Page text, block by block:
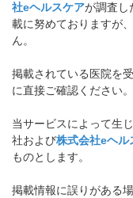
社eヘルスケアが調査し
載に努めておりますが
ん。
掲載されている医院を
に直接ご確認ください。
当サービスによって生
社および株式会社eヘル
ものとします。
掲載情報に誤りがある